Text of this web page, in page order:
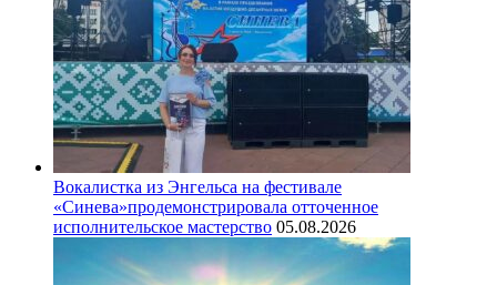
Вокалистка из Энгельса на фестивале
«Синева»продемонстрировала отточенное
исполнительское мастерство 05.08.2026